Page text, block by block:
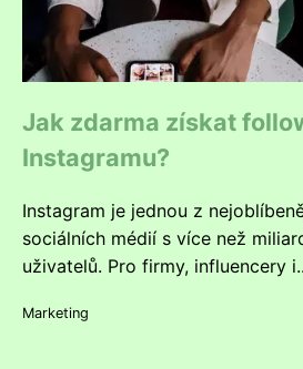
Jak zdarma získat
Instagramu?
Instagram je jednou z
sociálních médií s více než
uživatelů. Pro firmy, influencery
Marketing